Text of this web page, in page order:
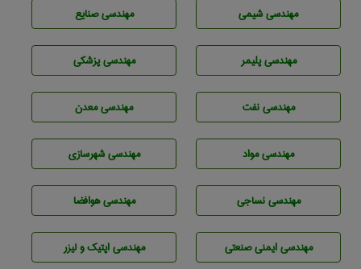
مهندسي شيمی مهندسی صنايع
مهندسی پليمر مهندسی پزشکی
مهندسی نفت مهندسی معدن
مهندسی مواد مهندسی شهرسازی
مهندسي نساجی مهندسی هوافضا
مهندسی ایمنی صنعتی مهندسی اپتیک و لیزر